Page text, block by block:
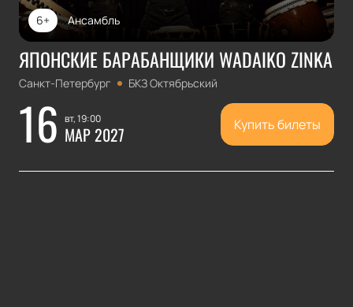
Ансамбль
6+
ЯПОНСКИЕ БАРАБАНЩИКИ WADAIKO ZINKA
Санкт-Петербург БКЗ Октябрьский
16 вт, 19:00
МАР 2027 Купить билеты